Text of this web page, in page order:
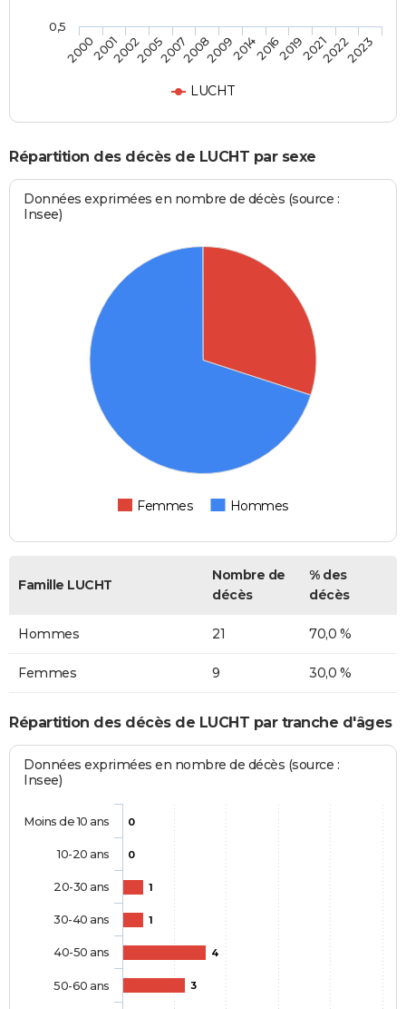
LUCHT
2000200120022005200720082009201420162019202120222023
0,5
Répartition des décès de LUCHT par sexe
Données exprimées en nombre de décès (source :
Insee)
Femmes Hommes
Famille LUCHT
Nombre de
décès
% des
décès
Hommes 21 70,0 %
Femmes 9 30,0 %
Répartition des décès de LUCHT par tranche d'âges
Données exprimées en nombre de décès (source :
Insee)
0
0
1
1
4
3
Moins de 10 ans
10-20 ans
20-30 ans
30-40 ans
40-50 ans
50-60 ans